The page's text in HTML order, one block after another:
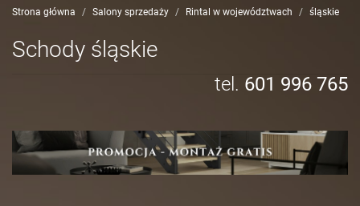
Strona główna Salony sprzedaży Rintal w województwach śląskie
tel. 601 996 765
Schody śląskie